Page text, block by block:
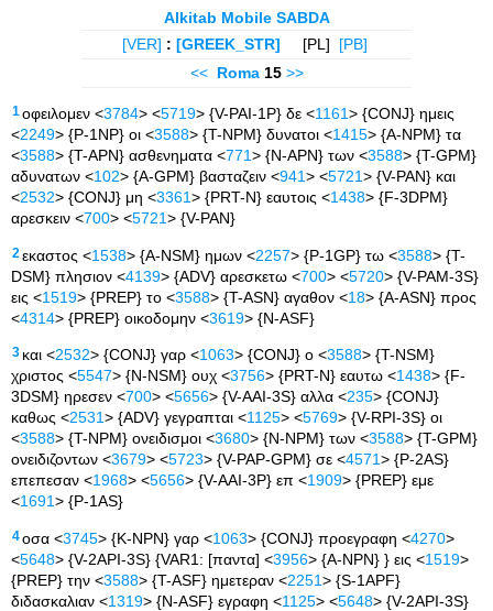
Alkitab Mobile SABDA
[VER] : [GREEK_STR] [PL] [PB]
<< Roma15 >>
1 οφειλομεν <3784> <5719> {V-PAI-1P} δε <1161> {CONJ} ημεις
<2249> {P-1NP} οι <3588> {T-NPM} δυνατοι <1415> {A-NPM} τα
<3588> {T-APN} ασθενηματα <771> {N-APN} των <3588> {T-GPM}
αδυνατων <102> {A-GPM} βασταζειν <941> <5721> {V-PAN} και
<2532> {CONJ} μη <3361> {PRT-N} εαυτοις <1438> {F-3DPM}
αρεσκειν <700> <5721> {V-PAN}
2 εκαστος <1538> {A-NSM} ημων <2257> {P-1GP} τω <3588> {T-
DSM} πλησιον <4139> {ADV} αρεσκετω <700> <5720> {V-PAM-3S}
εις <1519> {PREP} το <3588> {T-ASN} αγαθον <18> {A-ASN} προς
<4314> {PREP} οικοδομην <3619> {N-ASF}
3 και <2532> {CONJ} γαρ <1063> {CONJ} ο <3588> {T-NSM}
χριστος <5547> {N-NSM} ουχ <3756> {PRT-N} εαυτω <1438> {F-
3DSM} ηρεσεν <700> <5656> {V-AAI-3S} αλλα <235> {CONJ}
καθως <2531> {ADV} γεγραπται <1125> <5769> {V-RPI-3S} οι
<3588> {T-NPM} ονειδισμοι <3680> {N-NPM} των <3588> {T-GPM}
ονειδιζοντων <3679> <5723> {V-PAP-GPM} σε <4571> {P-2AS}
επεπεσαν <1968> <5656> {V-AAI-3P} επ <1909> {PREP} εμε
<1691> {P-1AS}
4οσα <3745> {K-NPN} γαρ <1063> {CONJ} προεγραφη <4270>
<5648> {V-2API-3S} {VAR1: [παντα] <3956> {A-NPN} } εις <1519>
{PREP} την <3588> {T-ASF} ημετεραν <2251> {S-1APF}
διδασκαλιαν <1319> {N-ASF} εγραφη <1125> <5648> {V-2API-3S}